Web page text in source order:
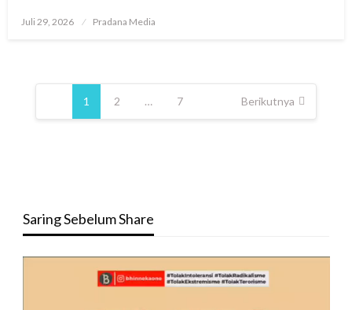
Juli 29, 2026 Pradana Media
1 2 … 7 Berikutnya
Saring Sebelum Share